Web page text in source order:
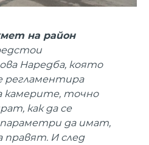
на район
Наредба, която
регламентира
камерите, точно
как да се
да имат,
правят. И след